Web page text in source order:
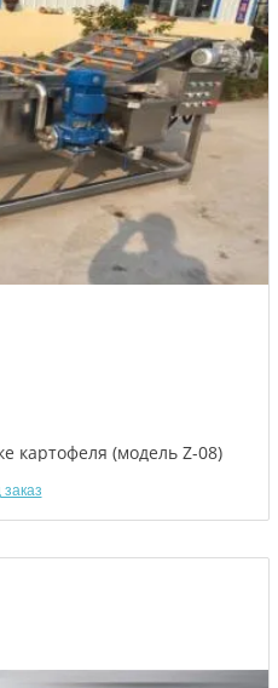
картофеля (модель Z-08)